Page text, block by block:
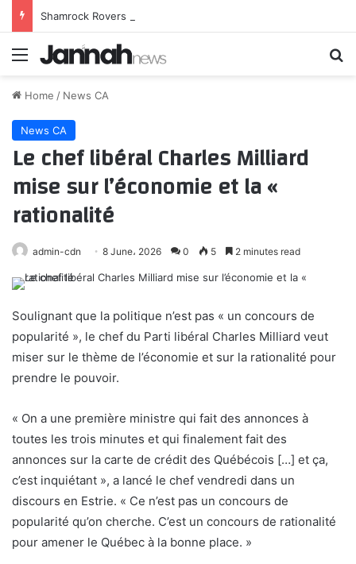
Menu
Home / News CA
News CA
Le chef libéral Charles Milliard
mise sur l’économie et la «
rationalité
admin-cdn 8 June، 2026 0 5 2 minutes read
Soulignant que la politique n’est pas « un concours de
popularité », le chef du Parti libéral Charles Milliard veut
miser sur le thème de l’économie et sur la rationalité pour
prendre le pouvoir.
« On a une première ministre qui fait des annonces à
toutes les trois minutes et qui finalement fait des
annonces sur la carte de crédit des Québécois […] et ça,
c’est inquiétant », a lancé le chef vendredi dans un
discours en Estrie. « Ce n’est pas un concours de
popularité qu’on cherche. C’est un concours de rationalité
pour amener le Québec à la bonne place. »